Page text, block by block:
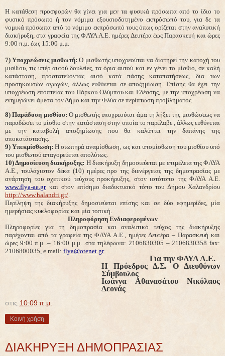
Η κατάθεση προσφορών θα γίνει για μεν τα φυσικά πρόσωπα από το ίδιο το
φυσικό πρόσωπο ή τον νόμιμα εξουσιοδοτημένο εκπρόσωπό του, για δε τα
νομικά πρόσωπα από το νόμιμο εκπρόσωπό τους όπως ορίζεται στην αναλυτική
διακήρυξη, στα γραφεία της ΦΛΥΑ Α.Ε. ημέρες Δευτέρα έως Παρασκευή και ώρες
9:00 π.μ. έως 15:00 μ.μ.
7) Υποχρεώσεις μισθωτή:Ο μισθωτής υποχρεούται να διατηρεί την κατοχή του
μισθίου, τις υπέρ αυτού δουλείες, τα όρια αυτού και εν γένει το μίσθιο, σε καλή
κατάσταση, προστατεύοντας αυτό κατά πάσης καταπατήσεως, δια των
προσηκουσών αγωγών, άλλως ευθύνεται σε αποζημίωση. Επίσης θα έχει την
υποχρέωση εποπτείας του Πάρκου Ολύμπου και Εδέσσης, με την υποχρέωση να
ενημερώνει άμεσα τον Δήμο και την Φλύα σε περίπτωση προβλήματος.
8) Παράδοση μισθίου: Ο μισθωτής υποχρεούται άμα τη λήξει της μισθώσεως να
παραδώσει το μίσθιο στην κατάσταση στην οποία το παρέλαβε , άλλως ευθύνεται
με την καταβολή αποζημίωσης που θα καλύπτει την δαπάνης της
αποκατάστασης.
9) Υπεκμίσθωση:Η σιωπηρά αναμίσθωση, ως και υπομίσθωση του μισθίου υπό
του μισθωτού απαγορεύεται απολύτως.
10) Δημοσίευση διακήρυξης: Η διακήρυξη δημοσιεύεται με επιμέλεια της ΦΛΥΑ
Α.Ε., τουλάχιστον δέκα (10) ημέρες προ της διενέργειας της δημοπρασίας με
ανάρτηση του σχετικού τεύχους προκήρυξης, στον ιστότοπο της ΦΛΥΑ Α.Ε.
www.flya-ae.grκαι στον επίσημο διαδικτυακό τόπο του Δήμου Χαλανδρίου
http://www.halandri.gr/.
Περίληψη της διακήρυξης δημοσιεύεται επίσης και σε δύο εφημερίδες, μία
ημερήσιας κυκλοφορίας και μία τοπική.
Πληροφόρηση Ενδιαφερομένων
Πληροφορίες για τη δημοπρασία και αναλυτικό τεύχος της διακήρυξης
παρέχονται από τα γραφεία της ΦΛΥΑ Α.Ε., ημέρες Δευτέρα – Παρασκευή και
ώρες 9:00 π.μ .– 16:00 μ.μ. .στα τηλέφωνα: 2106830305 – 2106830358 fax:
2106800035, e mail: flya@otenet.gr
Για την ΦΛΥΑ Α.Ε.
Η Πρόεδρος Δ.Σ. Ο Διευθύνων
Σύμβουλος
Ιωάννα Αθανασάτου Νικόλαος
Δεονάς
στις 10:09 π.μ.
Κοινή χρήση
ΔΙΑΚΗΡΥΞΗ ΔΗΜΟΠΡΑΣΙΑΣ